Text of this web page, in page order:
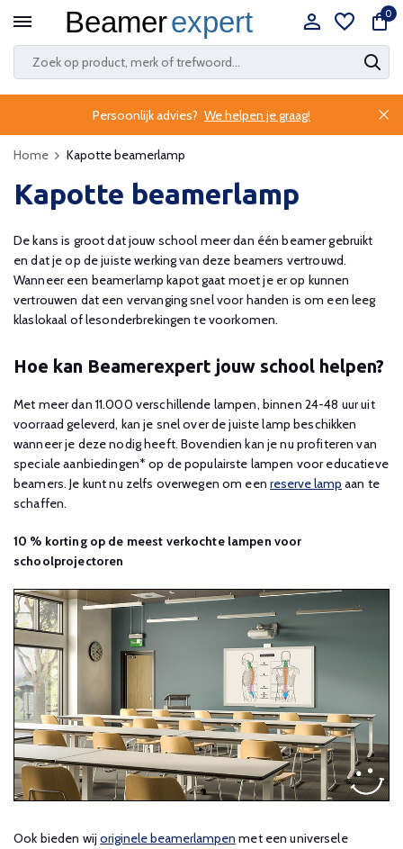
0
Persoonlijk advies? We helpen je graag!
Home Kapotte beamerlamp
Kapotte beamerlamp
De kans is groot dat jouw school meer dan één beamer gebruikt
en dat je op de juiste werking van deze beamers vertrouwd.
Wanneer een beamerlamp kapot gaat moet je er op kunnen
vertrouwen dat een vervanging snel voor handen is om een leeg
klaslokaal of lesonderbrekingen te voorkomen.
Hoe kan Beamerexpert jouw school helpen?
Met meer dan 11.000 verschillende lampen, binnen 24-48 uur uit
voorraad geleverd, kan je snel over de juiste lamp beschikken
wanneer je deze nodig heeft. Bovendien kan je nu profiteren van
speciale aanbiedingen* op de populairste lampen voor educatieve
beamers. Je kunt nu zelfs overwegen om eenreserve lamp aan te
schaffen.
10 % korting op de meest verkochte lampen voor
schoolprojectoren
Ook bieden wijoriginele beamerlampen met een universele